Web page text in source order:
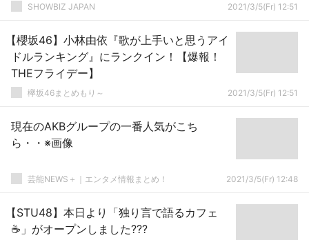
SHOWBIZ JAPAN 2021/3/5(Fr) 12:51
【櫻坂46】小林由依『歌が上手いと思うアイ
ドルランキング』にランクイン！【爆報！
THEフライデー】
欅坂46まとめもり～ 2021/3/5(Fr) 12:51
現在のAKBグループの一番人気がこち
ら・・※画像
芸能NEWS＋｜エンタメ情報まとめ！ 2021/3/5(Fr) 12:48
【STU48】本日より「独り言で語るカフェ
☕️」がオープンしました???